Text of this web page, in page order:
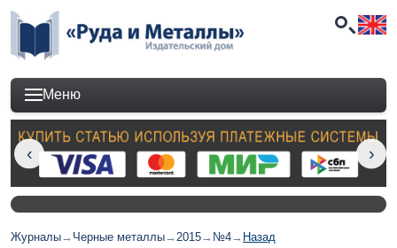
Меню
Журналы→ Черные металлы→2015→ №4→ Назад